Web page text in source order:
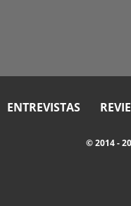
ENTREVISTAS
© 2014 -